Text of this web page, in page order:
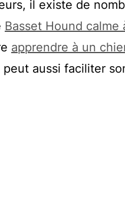
il existe de
Basset Hound calme
apprendre à un
aussi faciliter